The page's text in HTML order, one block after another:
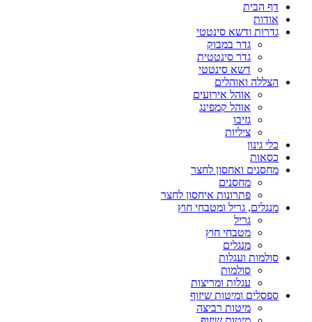
דף הבית
אודות
גדרות ודשא סינטטי
גדר במבוק
גדר סינטטית
דשא סינטטי
הצללה ואוהלים
אוהל אירועים
אוהל קמפינג
גזיבו
ציליות
כלי גינון
כסאות
מחסנים ואחסון לחצר
מחסנים
פתרונות איחסון לחצר
מנגלים, גריל ומטבחי חוץ
גריל
מטבחי חוץ
מנגלים
סולמות ועגלות
סולמות
עגלות ומריצות
ספסלים ומיטות שיזוף
מיטות רביצה